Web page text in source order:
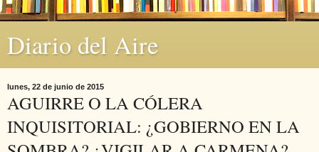
Diario del Aire
lunes, 22 de junio de 2015
AGUIRRE O LA CÓLERA
INQUISITORIAL: ¿GOBIERNO EN LA